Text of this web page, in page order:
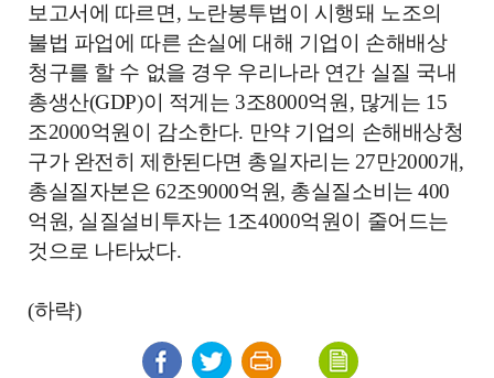
보고서에 따르면, 노란봉투법이 시행돼 노조의
불법 파업에 따른 손실에 대해 기업이 손해배상
청구를 할 수 없을 경우 우리나라 연간 실질 국내
총생산(GDP)이 적게는 3조8000억원, 많게는 15
조2000억원이 감소한다. 만약 기업의 손해배상청
구가 완전히 제한된다면 총일자리는 27만2000개,
총실질자본은 62조9000억원, 총실질소비는 400
억원, 실질설비투자는 1조4000억원이 줄어드는
것으로 나타났다.
(하략)